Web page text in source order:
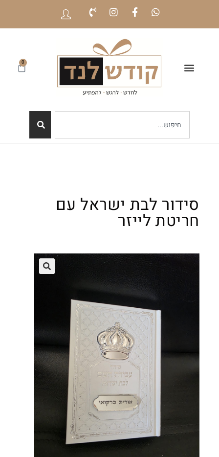
0
סידור לבת ישראל עם
חריטת לייזר